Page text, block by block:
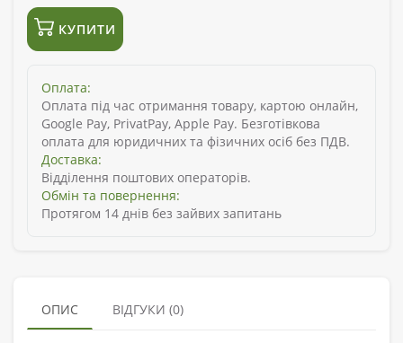
КУПИТИ
Оплата:
Оплата під час отримання товару, картою онлайн,
Google Pay, PrivatPay, Apple Pay. Безготівкова
оплата для юридичних та фізичних осіб без ПДВ.
Доставка:
Відділення поштових операторів.
Обмін та повернення:
Протягом 14 днів без зайвих запитань
ОПИС ВІДГУКИ (0)